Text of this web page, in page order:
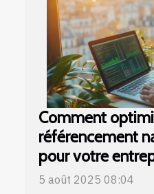
Comment
référencement
pour votre
5 août 2025 08:04